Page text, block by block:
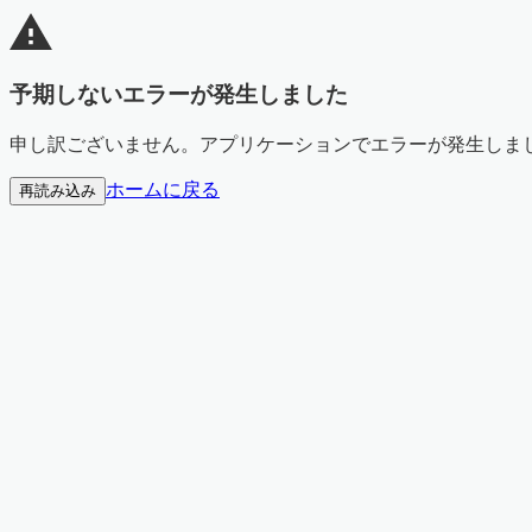
予期しないエラーが発生しました
申し訳ございません。アプリケーションでエラーが発生しま
再読み込み ホームに戻る